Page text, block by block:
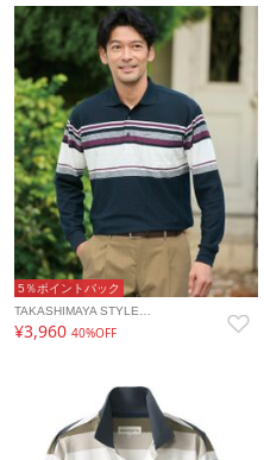
5％ポイントバック
TAKASHIMAYA STYLE…
¥3,960 40%OFF